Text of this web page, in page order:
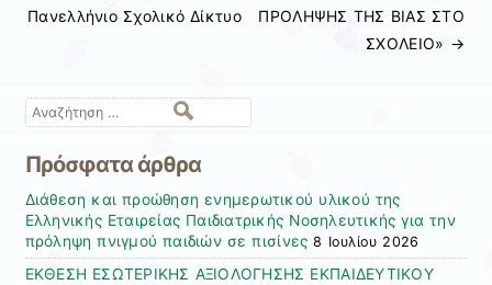
Πανελλήνιο Σχολικό Δίκτυο
ΠΡΟΛΗΨΗΣ ΤΗΣ ΒΙΑΣ ΣΤΟ
ΣΧΟΛΕΙΟ» →
Αναζήτηση
Πρόσφατα άρθρα
Διάθεση και προώθηση ενημερωτικού υλικού της
Ελληνικής Εταιρείας Παιδιατρικής Νοσηλευτικής για την
πρόληψη πνιγμού παιδιών σε πισίνες 8 Ιουλίου 2026
ΕΚΘΕΣΗ ΕΣΩΤΕΡΙΚΗΣ ΑΞΙΟΛΟΓΗΣΗΣ ΕΚΠΑΙΔΕΥΤΙΚΟΥ